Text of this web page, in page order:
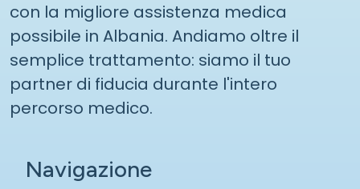
con la migliore assistenza medica
possibile in Albania. Andiamo oltre il
semplice trattamento: siamo il tuo
partner di fiducia durante l'intero
percorso medico.
Navigazione